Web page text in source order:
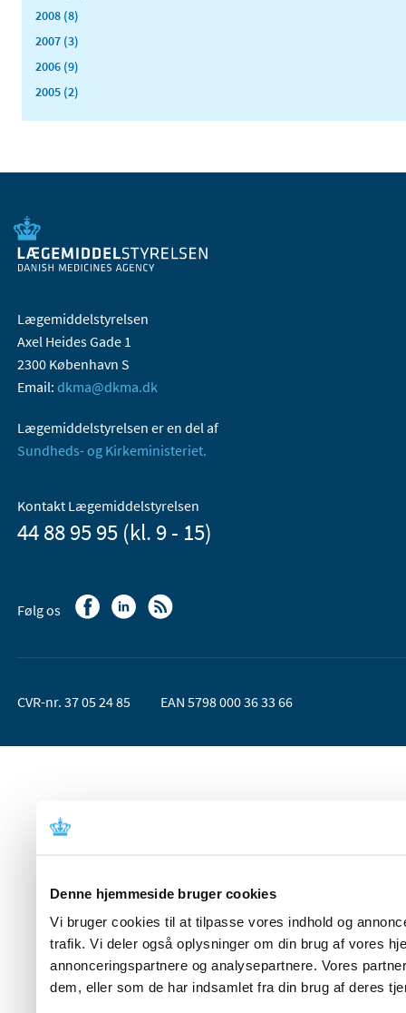
Denne hjemmeside bruger cookies
Vi bruger cookies til at tilpasse vores indhold og
trafik. Vi deler også oplysninger om din brug af vores
annonceringspartnere og analysepartnere. Vores
dem, eller som de har indsamlet fra din brug af deres
2008 (8)
2007 (3)
2006 (9)
2005 (2)
Lægemiddelstyrelsen
Axel Heides Gade 1
2300 København S
Email: dkma@dkma.dk
Lægemiddelstyrelsen er en del af
Sundheds- og Kirkeministeriet.
Kontakt Lægemiddelstyrelsen
44 88 95 95 (kl. 9 - 15)
Følg os
CVR-nr. 37 05 24 85 EAN 5798 000 36 33 66